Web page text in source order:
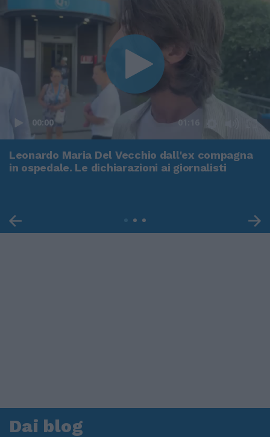
00:00 01:16
Leonardo Maria Del Vecchio dall'ex compagna
in ospedale. Le dichiarazioni ai giornalisti
Dai blog